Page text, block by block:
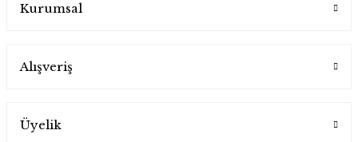
Kurumsal
Alışveriş
Üyelik